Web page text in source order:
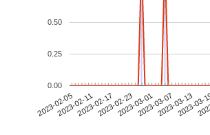
2023-02-052023-02-112023-02-172023-02-232023-03-012023-03-072023-03-13
2023-
0.00
0.25
0.50